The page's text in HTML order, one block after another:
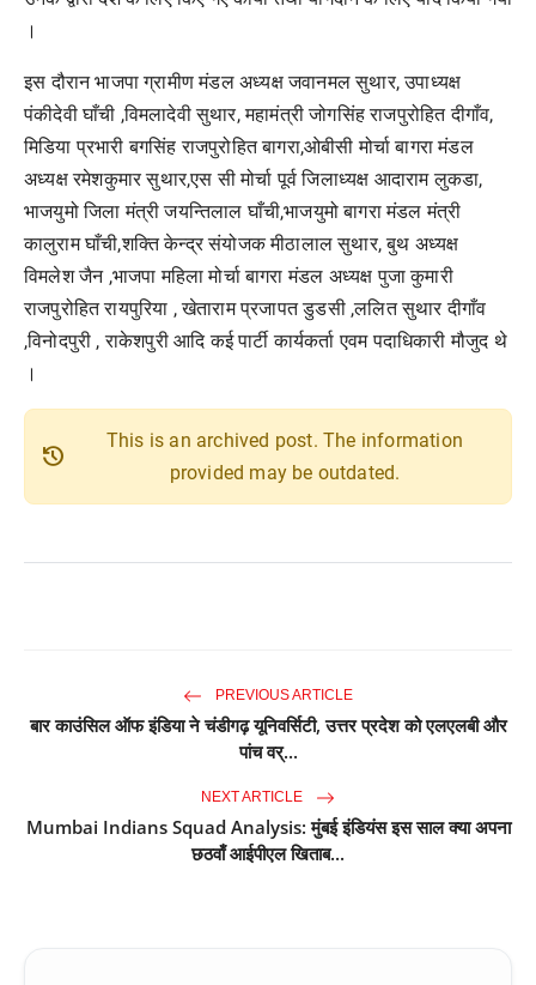
।
इस दौरान भाजपा ग्रामीण मंडल अध्यक्ष जवानमल सुथार, उपाध्यक्ष
पंकीदेवी घाँची ,विमलादेवी सुथार, महामंत्री जोगसिंह राजपुरोहित दीगाँव,
मिडिया प्रभारी बगसिंह राजपुरोहित बागरा,ओबीसी मोर्चा बागरा मंडल
अध्यक्ष रमेशकुमार सुथार,एस सी मोर्चा पूर्व जिलाध्यक्ष आदाराम लुकडा,
भाजयुमो जिला मंत्री जयन्तिलाल घाँची,भाजयुमो बागरा मंडल मंत्री
कालुराम घाँची,शक्ति केन्द्र संयोजक मीठालाल सुथार, बुथ अध्यक्ष
विमलेश जैन ,भाजपा महिला मोर्चा बागरा मंडल अध्यक्ष पुजा कुमारी
राजपुरोहित रायपुरिया , खेताराम प्रजापत डुडसी ,ललित सुथार दीगाँव
,विनोदपुरी , राकेशपुरी आदि कई पार्टी कार्यकर्ता एवम पदाधिकारी मौजुद थे
।
history
This is an archived post. The information
provided may be outdated.
PREVIOUS ARTICLE
बार काउंसिल ऑफ इंडिया ने चंडीगढ़ यूनिवर्सिटी, उत्तर प्रदेश को एलएलबी और
पांच वर्...
NEXT ARTICLE
Mumbai Indians Squad Analysis: मुंबई इंडियंस इस साल क्या अपना
छठवाँ आईपीएल खिताब...